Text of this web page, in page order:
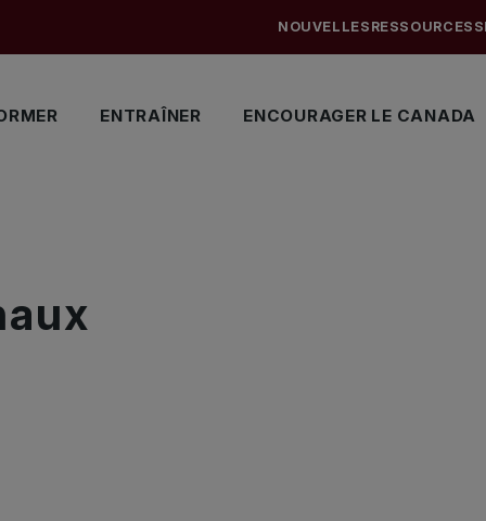
ENTRAÎNER ENCOURAGER LE CANADA
NOUVELLES RESSOURCES